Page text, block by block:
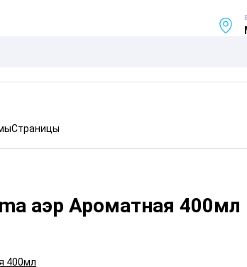
Страницы
аэр Ароматная 400мл